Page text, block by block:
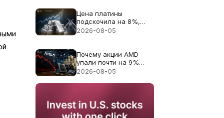
Цена платины
подскочила на 8%,
поскольку дефицит
внимания
2026-08-05
Почему акции AMD
упали почти на 9%
несмотря на
2026-08-05